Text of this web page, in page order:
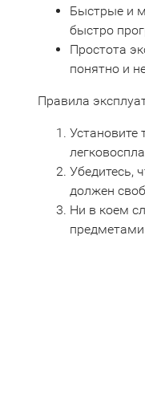
Быстрые и
быстро
Простота
понятно и
Правила
Установите
Убедитесь,
должен
Ни в коем